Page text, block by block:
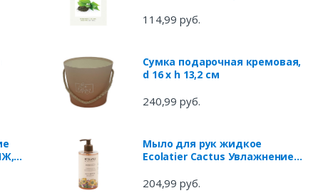
114,99 руб.
Сумка подарочная кремовая,
d 16 x h 13,2 см
240,99 руб.
Мыло для рук жидкое
Ecolatier Cactus Увлажнение,
204,99 руб.